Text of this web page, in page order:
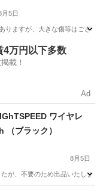
月5日
りますが、大きな傷等はござ
4万円以下多数
載！
Ad
ワイヤレ
（ブラック）
8月5日
が、不要のため出品いたし